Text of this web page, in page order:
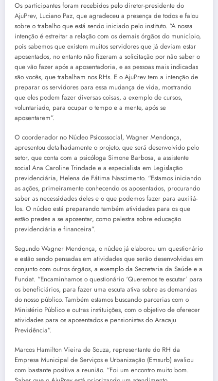
Os participantes foram recebidos pelo diretor-presidente do
AjuPrev, Luciano Paz, que agradeceu a presença de todos e falou
sobre o trabalho que está sendo iniciado pelo instituto. “A nossa
intenção é estreitar a relação com os demais órgãos do município,
pois sabemos que existem muitos servidores que já deviam estar
aposentados, no entanto não fizeram a solicitação por não saber o
que vão fazer após a aposentadoria, e as pessoas mais indicadas
são vocês, que trabalham nos RHs. E o AjuPrev tem a intenção de
preparar os servidores para essa mudança de vida, mostrando
que eles podem fazer diversas coisas, a exemplo de cursos,
voluntariado, para ocupar o tempo e a mente, após se
aposentarem”.
O coordenador no Núcleo Psicossocial, Wagner Mendonça,
apresentou detalhadamente o projeto, que será desenvolvido pelo
setor, que conta com a psicóloga Simone Barbosa, a assistente
social Ana Caroline Trindade e a especialista em Legislação
previdenciária, Helena de Fátima Nascimento. “Estamos iniciando
as ações, primeiramente conhecendo os aposentados, procurando
saber as necessidades deles e o que podemos fazer para auxiliá-
los. O núcleo está preparando também atividades para os que
estão prestes a se aposentar, como palestra sobre educação
previdenciária e financeira”.
Segundo Wagner Mendonça, o núcleo já elaborou um questionário
e estão sendo pensadas em atividades que serão desenvolvidas em
conjunto com outros órgãos, a exemplo da Secretaria da Saúde e a
Fundat. “Encaminhamos o questionário ‘Queremos te escutar’ para
os beneficiários, para fazer uma escuta ativa sobre as demandas
do nosso público. Também estamos buscando parcerias com o
Ministério Público e outras instituições, com o objetivo de oferecer
atividades para os aposentados e pensionistas do Aracaju
Previdência”.
Marcos Hamilton Vieira de Souza, representante do RH da
Empresa Municipal de Serviços e Urbanização (Emsurb) avaliou
com bastante positiva a reunião. “Foi um encontro muito bom.